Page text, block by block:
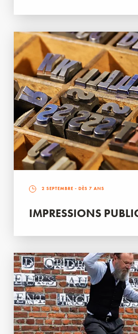
2 SEPTEMBRE - DÈS 7 ANS
IMPRESSIONS